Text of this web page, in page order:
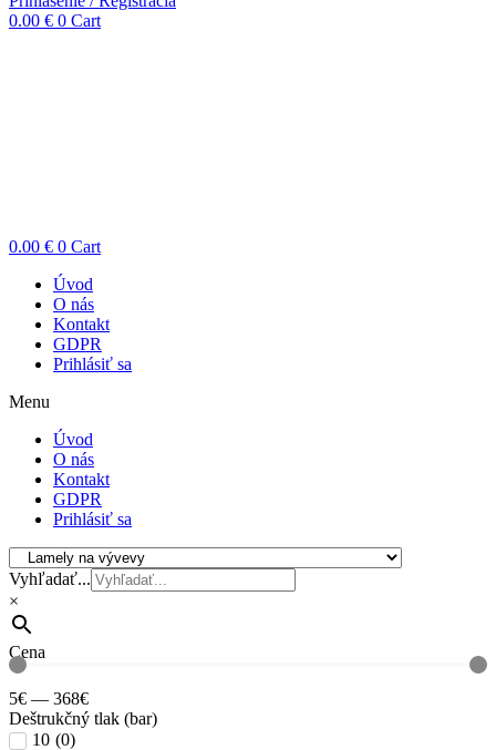
0.00 € 0 Cart
0.00 € 0 Cart
Úvod
O nás
Kontakt
GDPR
Prihlásiť sa
Menu
Úvod
O nás
Kontakt
GDPR
Prihlásiť sa
Vyhľadať...
×
Cena
5€ — 368€
Deštrukčný tlak (bar)
10 (0)